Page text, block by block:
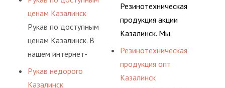
соответствующих
ГОСТам, техническим
условиям и нормативам.
шлангов, рукавов и
других
резинотехнических
изделий,
ГОСТам, техническим
ценам Казалинск
Рукав по доступным
ценам Казалинск. В
нашем интернет-
магазине представлены
разные варианты
Рукав недорого
Казалинск
помогаем им
действительно сделать
осознанный выбор,
делаем это полностью
Резинотехническая
продукция акции
Казалинск. Мы
регулярно
консультируем своих
покупателей, и
Резинотехническая
продукция опт
Казалинск